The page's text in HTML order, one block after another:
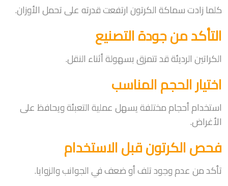
كلما زادت سماكة الكرتون ارتفعت قدرته على تحمل الأوزان.
التأكد من جودة التصنيع
الكراتين الرديئة قد تتمزق بسهولة أثناء النقل.
اختيار الحجم المناسب
استخدام أحجام مختلفة يسهل عملية التعبئة ويحافظ على
الأغراض.
فحص الكرتون قبل الاستخدام
تأكد من عدم وجود تلف أو ضعف في الجوانب والزوايا.